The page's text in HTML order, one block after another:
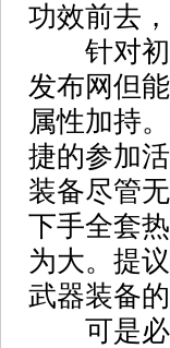
功效前去
针对初
发布网但
属性加持
捷的参加
装备尽管
下手全套
为大。提
武器装备的
可是必